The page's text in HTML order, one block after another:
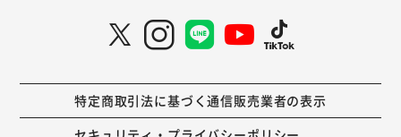
特定商取引法に基づく通信販売業者の表示